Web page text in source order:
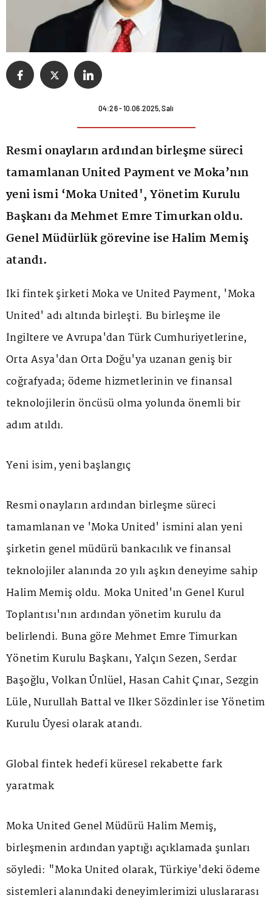
04:26 - 10.06.2025, Salı
Resmi onayların ardından birleşme süreci
tamamlanan United Payment ve Moka’nın
yeni ismi ‘Moka United', Yönetim Kurulu
Başkanı da Mehmet Emre Timurkan oldu.
Genel Müdürlük görevine ise Halim Memiş
atandı.
İki fintek şirketi Moka ve United Payment, 'Moka
United' adı altında birleşti. Bu birleşme ile
İngiltere ve Avrupa'dan Türk Cumhuriyetlerine,
Orta Asya'dan Orta Doğu'ya uzanan geniş bir
coğrafyada; ödeme hizmetlerinin ve finansal
teknolojilerin öncüsü olma yolunda önemli bir
adım atıldı.
Yeni isim, yeni başlangıç
Resmi onayların ardından birleşme süreci
tamamlanan ve 'Moka United' ismini alan yeni
şirketin genel müdürü bankacılık ve finansal
teknolojiler alanında 20 yılı aşkın deneyime sahip
Halim Memiş oldu. Moka United'ın Genel Kurul
Toplantısı'nın ardından yönetim kurulu da
belirlendi. Buna göre Mehmet Emre Timurkan
Yönetim Kurulu Başkanı, Yalçın Sezen, Serdar
Başoğlu, Volkan Ünlüel, Hasan Cahit Çınar, Sezgin
Lüle, Nurullah Battal ve İlker Sözdinler ise Yönetim
Kurulu Üyesi olarak atandı.
Global fintek hedefi küresel rekabette fark
yaratmak
Moka United Genel Müdürü Halim Memiş,
birleşmenin ardından yaptığı açıklamada şunları
söyledi: "Moka United olarak, Türkiye'deki ödeme
sistemleri alanındaki deneyimlerimizi uluslararası